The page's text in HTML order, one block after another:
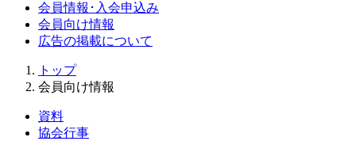
会員情報･入会申込み
会員向け情報
広告の掲載について
トップ
会員向け情報
資料
協会行事